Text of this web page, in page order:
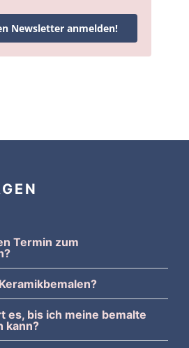
Newsletter anmelden!
Termin zum
es, bis ich meine bemalte
kann?